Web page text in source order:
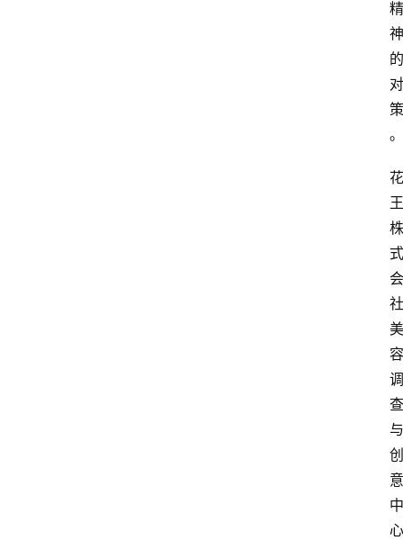
精
神
的
对
策
。
花
王
株
式
会
社
美
容
调
查
与
创
意
中
心